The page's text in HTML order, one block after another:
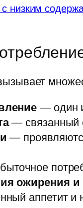
низким
— один
— связанный
—
ожирения и
аппетит и